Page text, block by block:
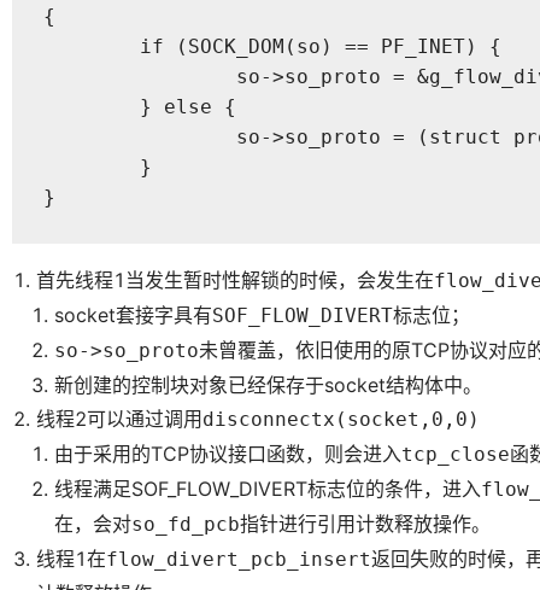
{
}
首先线程1当发生暂时性解锁的时候，会发生在
socket套接字具有SOF_FLOW_DIVERT标志位；
so->so_proto未曾覆盖，依旧使用的原TCP协议对应
新创建的控制块对象已经保存于socket结构体中。
线程2可以通过调用disconnectx(socket,0,0)
由于采用的TCP协议接口函数，则会进入tcp_close函
线程满足SOF_FLOW_DIVERT标志位的条件，进入
在，会对so_fd_pcb指针进行引用计数释放操作。
线程1在flow_divert_pcb_insert返回失败的时候，